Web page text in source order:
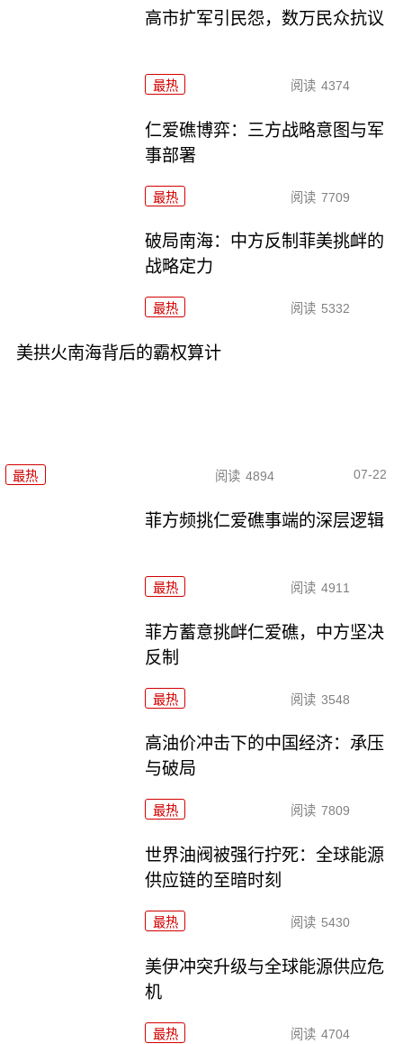
高市扩军引民怨，数万民众抗议
最热 阅读 4374
仁爱礁博弈：三方战略意图与军
事部署
最热 阅读 7709
破局南海：中方反制菲美挑衅的
战略定力
最热 阅读 5332
美拱火南海背后的霸权算计
最热 阅读 4894 07-22
菲方频挑仁爱礁事端的深层逻辑
最热 阅读 4911
菲方蓄意挑衅仁爱礁，中方坚决
反制
最热 阅读 3548
高油价冲击下的中国经济：承压
与破局
最热 阅读 7809
世界油阀被强行拧死：全球能源
供应链的至暗时刻
最热 阅读 5430
美伊冲突升级与全球能源供应危
机
最热 阅读 4704